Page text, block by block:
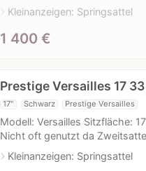
navigate_nextKleinanzeigen: Springsattel
1 400 €
Prestige Versailles 17
17" Schwarz Prestige Versailles
Modell: Versailles Sitzfläche:
Nicht oft genutzt da
navigate_nextKleinanzeigen: Springsattel